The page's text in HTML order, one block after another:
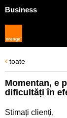
Business
toate
Momentan, e
dificultăți în
Stimați clienți,